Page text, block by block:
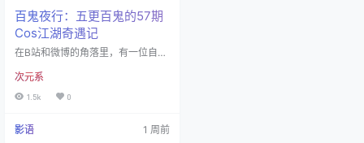
百鬼夜行：五更百鬼的57期
Cos江湖奇遇记
在B站和微博的角落里，有一位自
五更百鬼。这位1998年8月4日出生
的coser，身高167cm，正值24岁的
那超凡的还原能力。作为一位活跃
次元系
1.5k 0
影语 1 周前